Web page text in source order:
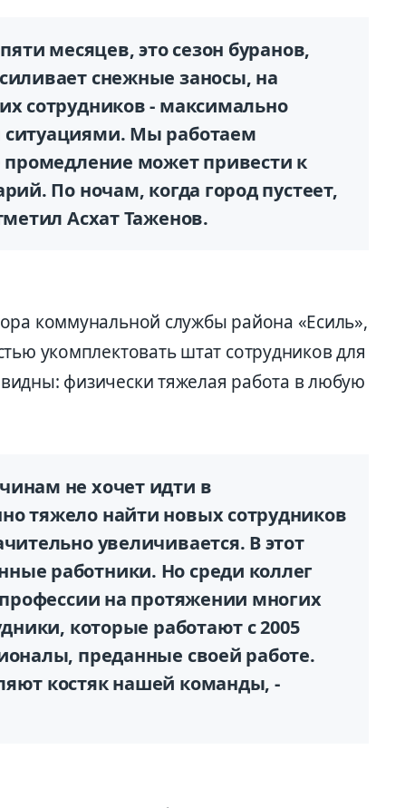
месяцев, это сезон буранов,
снежные заносы, на
сотрудников - максимально
ситуациями. Мы работаем
промедление может привести к
По ночам, когда город пустеет,
Асхат Таженов.
коммунальной службы района «Есиль»,
укомплектовать штат сотрудников для
физически тяжелая работа в любую
не хочет идти в
тяжело найти новых сотрудников
увеличивается. В этот
работники. Но среди коллег
на протяжении многих
которые работают с 2005
преданные своей работе.
костяк нашей команды, -